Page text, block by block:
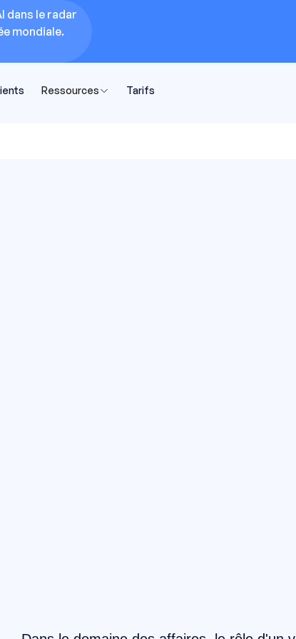
dans le radar
mondiale.
Ressources Tarifs